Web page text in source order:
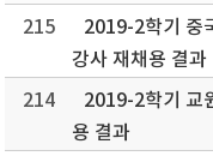
215
2019-2학기 중
강사 재채용 결과
214
2019-2학기 교
용 결과